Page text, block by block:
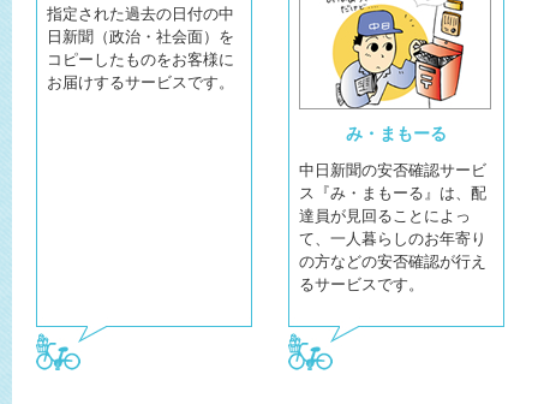
指定された過去の日付の中
日新聞（政治・社会面）を
コピーしたものをお客様に
お届けするサービスです。
み・まもーる
中日新聞の安否確認サービ
ス『み・まもーる』は、配
達員が見回ることによっ
て、一人暮らしのお年寄り
の方などの安否確認が行え
るサービスです。